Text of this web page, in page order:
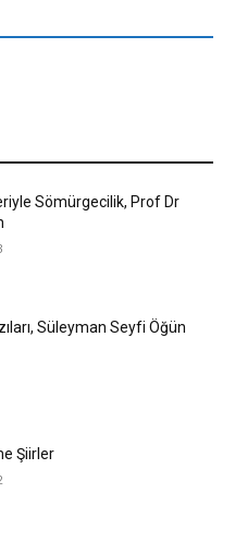
Sömürgecilik, Prof Dr
Süleyman Seyfi Öğün
Şiirler